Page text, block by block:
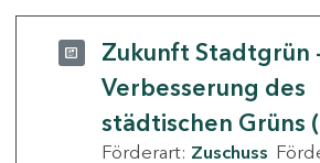
Zukunft Stadtgrün
Verbesserung des
städtischen Grüns
Förderart: Zuschuss